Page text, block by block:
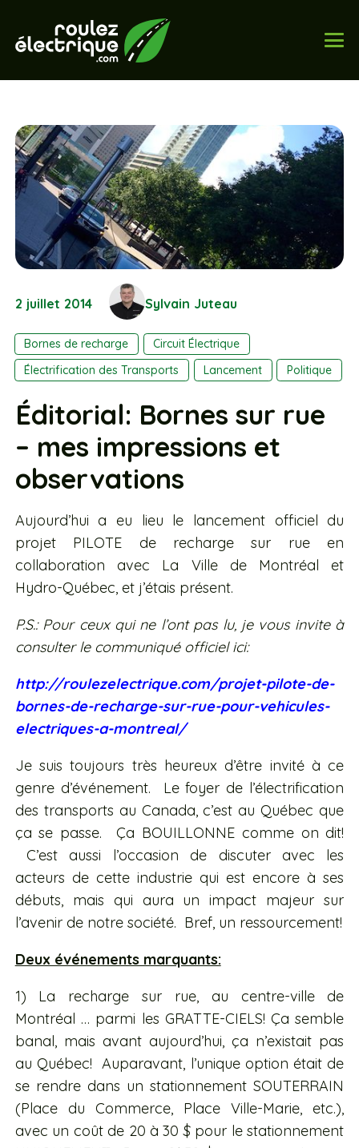
2 juillet 2014 Sylvain Juteau
Bornes de recharge
Circuit Électrique
Électrification des Transports
Lancement Politique
Éditorial: Bornes sur rue
– mes impressions et
observations
Aujourd’hui a eu lieu le lancement officiel du
projet PILOTE de recharge sur rue en
collaboration avec La Ville de Montréal et
Hydro-Québec, et j’étais présent.
P.S.: Pour ceux qui ne l’ont pas lu, je vous invite à
consulter le communiqué officiel ici:
http://roulezelectrique.com/projet-pilote-de-
bornes-de-recharge-sur-rue-pour-vehicules-
electriques-a-montreal/
Je suis toujours très heureux d’être invité à ce
genre d’événement. Le foyer de l’électrification
des transports au Canada, c’est au Québec que
ça se passe. Ça BOUILLONNE comme on dit!
C’est aussi l’occasion de discuter avec les
acteurs de cette industrie qui est encore à ses
débuts, mais qui aura un impact majeur sur
l’avenir de notre société. Bref, un ressourcement!
Deux événements marquants:
1) La recharge sur rue, au centre-ville de
Montréal … parmi les GRATTE-CIELS! Ça semble
banal, mais avant aujourd’hui, ça n’existait pas
au Québec! Auparavant, l’unique option était de
se rendre dans un stationnement SOUTERRAIN
(Place du Commerce, Place Ville-Marie, etc.),
avec un coût de 20 à 30 $ pour le stationnement